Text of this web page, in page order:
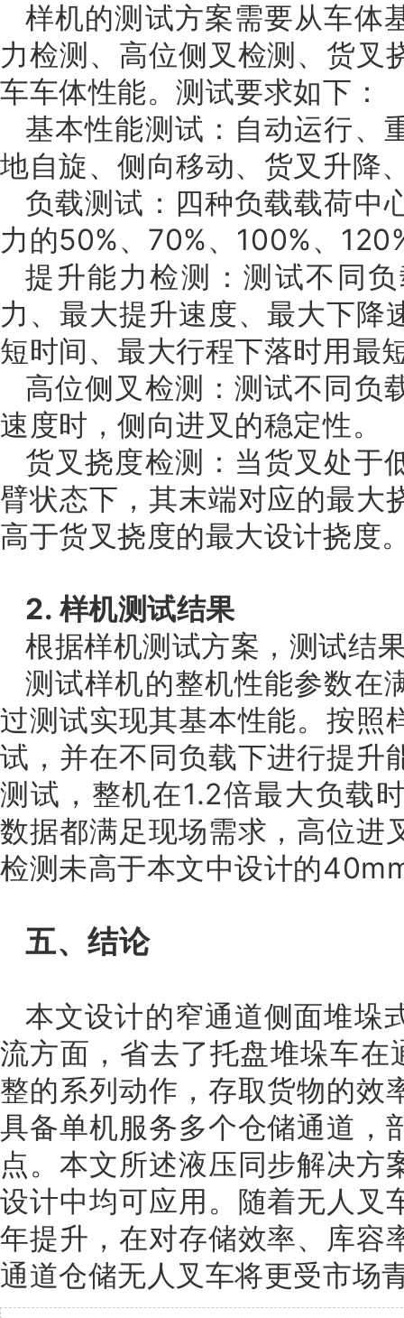
样机的测试方案需要从车体
力检测、高位侧叉检测、货叉
车车体性能。测试要求如下：
基本性能测试：自动运行、
地自旋、侧向移动、货叉升降
负载测试：四种负载载荷中
力的50%、70%、100%、
提升能力检测：测试不同
力、最大提升速度、最大下降
短时间、最大行程下落时用最
高位侧叉检测：测试不同负
速度时，侧向进叉的稳定性。
货叉挠度检测：当货叉处于
臂状态下，其末端对应的最大
高于货叉挠度的最大设计挠度
2. 样机测试结果
根据样机测试方案，测试结
测试样机的整机性能参数在
过测试实现其基本性能。按照
试，并在不同负载下进行提升
测试，整机在1.2倍最大负载
数据都满足现场需求，高位进
检测未高于本文中设计的
五、结论
本文设计的窄通道侧面堆垛
流方面，省去了托盘堆垛车
整的系列动作，存取货物的效
具备单机服务多个仓储通道，
点。本文所述液压同步解决方
设计中均可应用。随着无人叉
年提升，在对存储效率、库容
通道仓储无人叉车将更受市场